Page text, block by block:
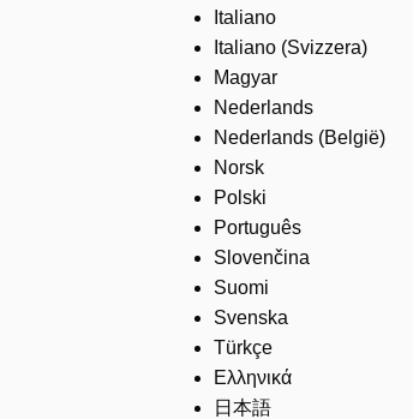
Italiano
Italiano (Svizzera)
Magyar
Nederlands
Nederlands (België)
Norsk
Polski
Português
Slovenčina
Suomi
Svenska
Türkçe
Ελληνικά
日本語